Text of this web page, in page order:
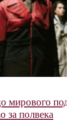
мирового
за полвека